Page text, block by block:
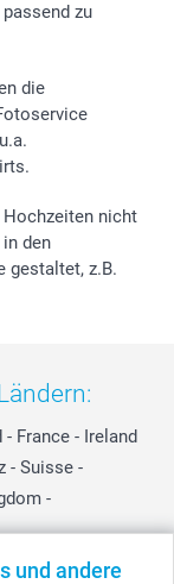
und andere
zu
die
nicht
den
gestaltet, z.B.
- France - Ireland
- Suisse -
-